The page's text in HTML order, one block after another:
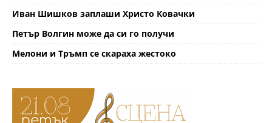
Иван Шишков заплаши Христо Ковачки
Петър Волгин може да си го получи
Мелони и Тръмп се скараха жестоко